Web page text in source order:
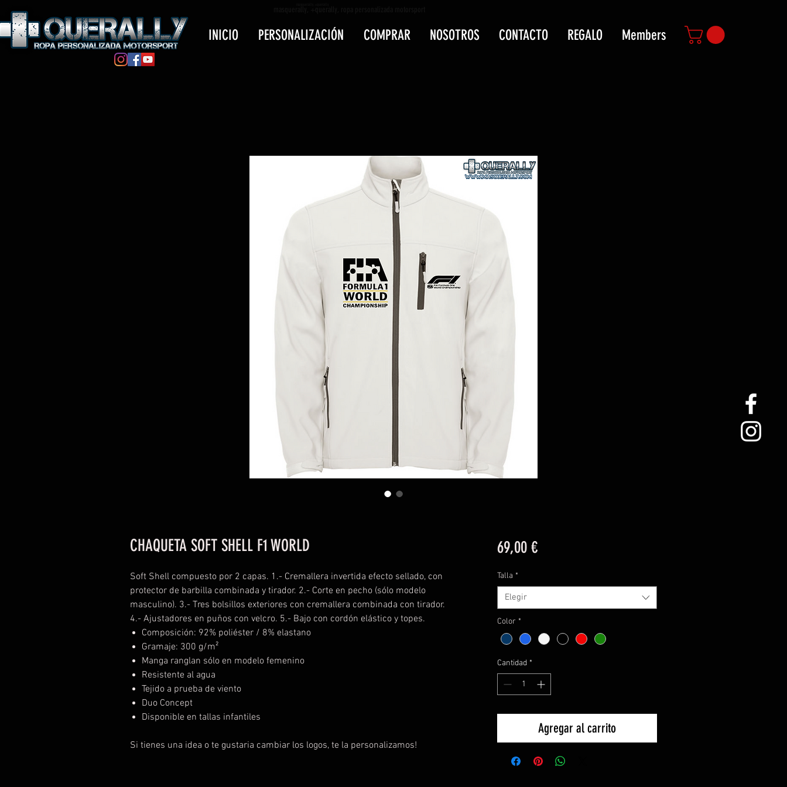
INICIO PERSONALIZACIÓN COMPRAR NOSOTROS CONTACTO REGALO Members
CHAQUETA SOFT SHELL F1 WORLD
Soft Shell compuesto por 2 capas. 1.- Cremallera invertida efecto sellado, con
protector de barbilla combinada y tirador. 2.- Corte en pecho (sólo modelo
masculino). 3.- Tres bolsillos exteriores con cremallera combinada con tirador.
4.- Ajustadores en puños con velcro. 5.- Bajo con cordón elástico y topes.
Composición: 92% poliéster / 8% elastano
Gramaje: 300 g/m²
Manga ranglan sólo en modelo femenino
Resistente al agua
Tejido a prueba de viento
Duo Concept
Disponible en tallas infantiles
Si tienes una idea o te gustaria cambiar los logos, te la personalizamos!
69,00 €Precio
Talla *
Elegir
Color *
Cantidad *
Agregar al carrito